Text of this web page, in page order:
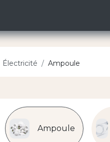
Électricité Ampoule
Ampoule